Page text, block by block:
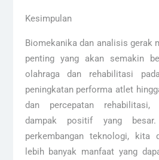
Kesimpulan
Biomekanika dan analisis gerak
penting yang akan semakin
olahraga dan rehabilitasi
peningkatan performa atlet
dan percepatan rehabilitasi,
dampak positif yang besar.
perkembangan teknologi, kita
lebih banyak manfaat yang